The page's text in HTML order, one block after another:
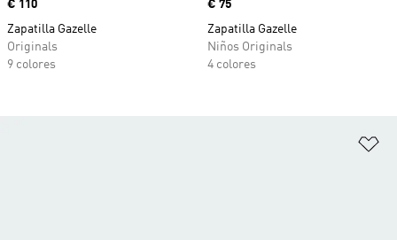
Precio
€ 110
Zapatilla Gazelle
Originals
9 colores
Precio
€ 75
Zapatilla Gazelle
Niños Originals
4 colores